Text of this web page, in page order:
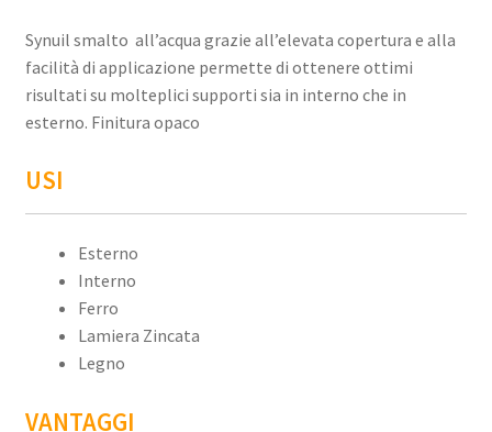
Synuil smalto all’acqua grazie all’elevata copertura e alla
facilità di applicazione permette di ottenere ottimi
risultati su molteplici supporti sia in interno che in
esterno. Finitura opaco
USI
Esterno
Interno
Ferro
Lamiera Zincata
Legno
VANTAGGI